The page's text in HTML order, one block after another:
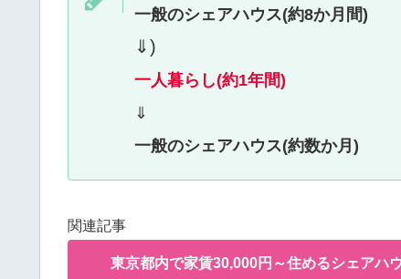
一般のシェアハウス(約8か月間)
⇓)
一人暮らし(約1年間)
⇓
一般のシェアハウス(約数か月)
関連記事
東京都内で家賃30,000円～住めるシェアハ